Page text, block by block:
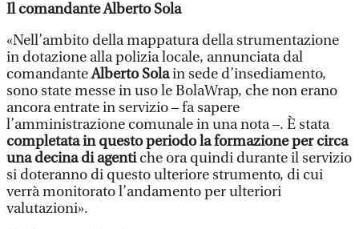
Il comandante Alberto Sola
«Nell’ambito della mappatura della strumentazione
in dotazione alla polizia locale, annunciata dal
comandanteAlberto Solain sede d’insediamento,
sono state messe in uso le BolaWrap, che non erano
ancora entrate in servizio – fa sapere
l’amministrazione comunale in una nota –. È stata
completata in questo periodo la formazione per circa
una decina di agentiche ora quindi durante il servizio
si doteranno di questo ulteriore strumento, di cui
verrà monitorato l’andamento per ulteriori
valutazioni».